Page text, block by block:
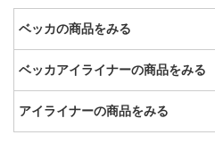
ベッカの商品をみる
ベッカアイライナーの商品をみる
アイライナーの商品をみる